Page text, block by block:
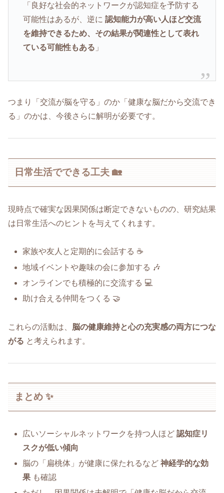
「良好な社会的ネットワークが認知症を予防する
可能性はあるが、逆に 認知能力が高い人ほど交流
を維持できるため、その結果が関連性として表れ
ている可能性もある 」
つまり「交流が脳を守る」のか「健康な脳だから交流でき
る」のかは、今後さらに解明が必要です。
日常生活でできる工夫 🏡
現時点で確実な因果関係は断定できないものの、研究結果
は日常生活へのヒントを与えてくれます。
家族や友人と定期的に会話する ☕
地域イベントや趣味の会に参加する 🎶
オンラインでも積極的に交流する 💻
助け合える仲間をつくる 🤝
これらの活動は、 脳の健康維持と心の充実感の両方につな
がる と考えられます。
まとめ ✨
広いソーシャルネットワークを持つ人ほど認知症リ
スクが低い傾向
脳の「扁桃体」が健康に保たれるなど神経学的な効
果 も確認